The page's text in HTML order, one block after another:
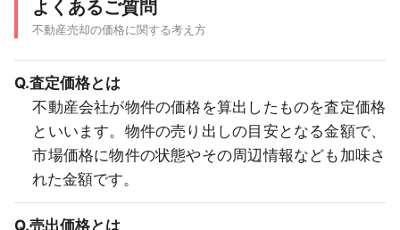
よくあるご質問
不動産売却の価格に関する考え方
Q.査定価格とは
不動産会社が物件の価格を算出したものを査定価格
といいます。物件の売り出しの目安となる金額で、
市場価格に物件の状態やその周辺情報なども加味さ
れた金額です。
Q.売出価格とは